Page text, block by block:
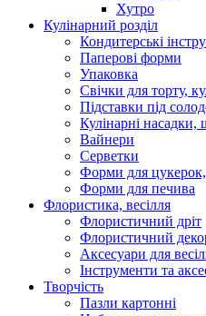
Хутро
Кулінарний розділ
Кондитерські
Паперові форми
Упаковка
Свічки для торту,
Підставки під
Кулінарні
Вайнери
Серветки
Форми для
Форми для печива
Флористика, весілля
Флористичний дріт
Флористичний
Аксесуари для
Інструменти та
Творчість
Пазли картонні